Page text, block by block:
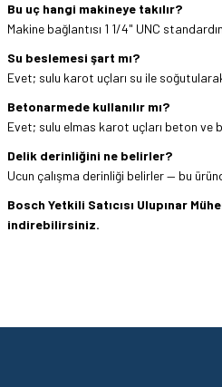
Bu uç hangi makineye takılır?
Makine bağlantısı 1 1/4" UNC
Su beslemesi şart mı?
Evet; sulu karot uçları su ile
Betonarmede kullanılır mı?
Evet; sulu elmas karot uçları beton ve
Delik derinliğini ne belirler?
Ucun çalışma derinliği belirler — bu
Bosch Yetkili Satıcısı Ulupınar
indirebilirsiniz.